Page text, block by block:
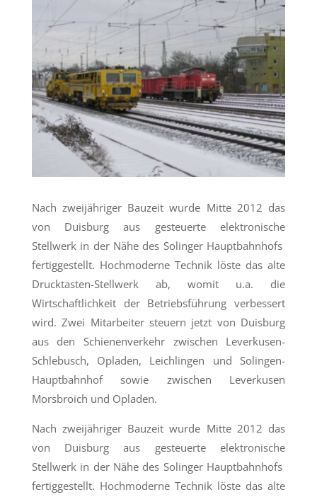
Nach zweijähriger Bauzeit wurde Mitte 2012 das
von Duisburg aus gesteuerte elektronische
Stellwerk in der Nähe des Solinger Hauptbahnhofs
fertiggestellt. Hochmoderne Technik löste das alte
Drucktasten-Stellwerk ab, womit u.a. die
Wirtschaftlichkeit der Betriebsführung verbessert
wird. Zwei Mitarbeiter steuern jetzt von Duisburg
aus den Schienenverkehr zwischen Leverkusen-
Schlebusch, Opladen, Leichlingen und Solingen-
Hauptbahnhof sowie zwischen Leverkusen
Morsbroich und Opladen.
Nach zweijähriger Bauzeit wurde Mitte 2012 das
von Duisburg aus gesteuerte elektronische
Stellwerk in der Nähe des Solinger Hauptbahnhofs
fertiggestellt. Hochmoderne Technik löste das alte